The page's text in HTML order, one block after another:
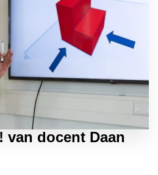
van docent Daan